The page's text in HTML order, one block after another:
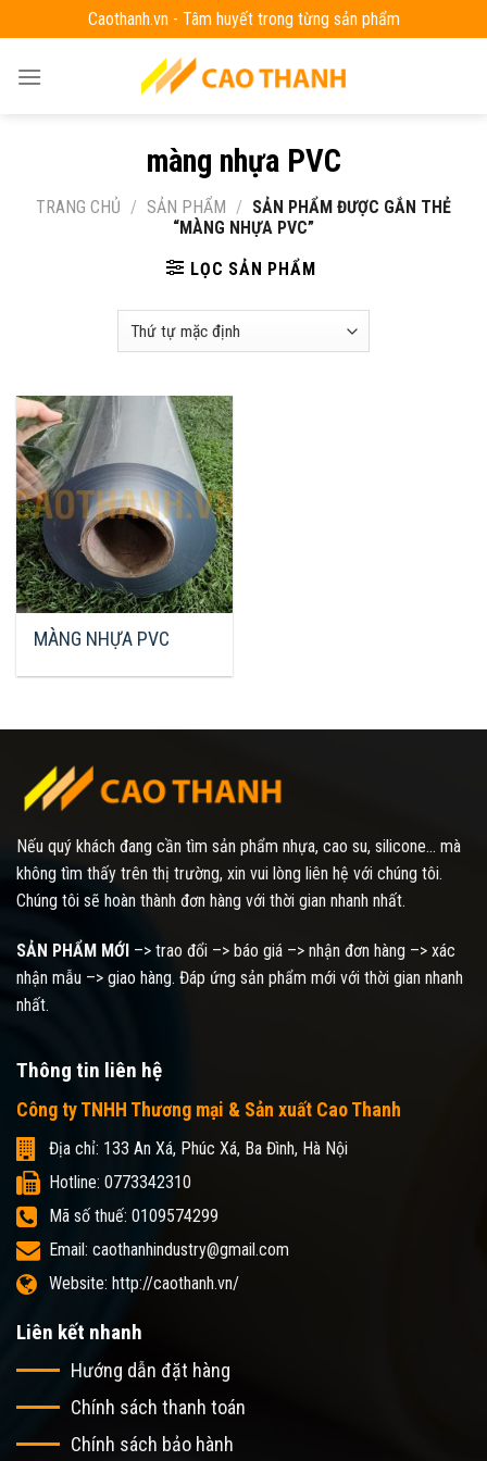
to
content
Caothanh.vn - Tâm huyết trong từng sản phẩm
màng nhựa PVC
TRANG CHỦ / SẢN PHẨM / SẢN PHẨM ĐƯỢC GẮN THẺ
“MÀNG NHỰA PVC”
LỌC SẢN PHẨM
MÀNG NHỰA PVC
Nếu quý khách đang cần tìm sản phẩm nhựa, cao su, silicone... mà
không tìm thấy trên thị trường, xin vui lòng liên hệ với chúng tôi.
Chúng tôi sẽ hoàn thành đơn hàng với thời gian nhanh nhất.
SẢN PHẨM MỚI –> trao đổi –> báo giá –> nhận đơn hàng –> xác
nhận mẫu –> giao hàng. Đáp ứng sản phẩm mới với thời gian nhanh
nhất.
Thông tin liên hệ
Công ty TNHH Thương mại & Sản xuất Cao Thanh
Địa chỉ: 133 An Xá, Phúc Xá, Ba Đình, Hà Nội
Hotline: 0773342310
Mã số thuế: 0109574299
Email: caothanhindustry@gmail.com
Website: http://caothanh.vn/
Liên kết nhanh
Hướng dẫn đặt hàng
Chính sách thanh toán
Chính sách bảo hành